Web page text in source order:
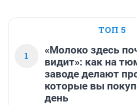
ТОП 5
1
«Молоко здесь
видит»: как на
заводе делают
которые вы
день